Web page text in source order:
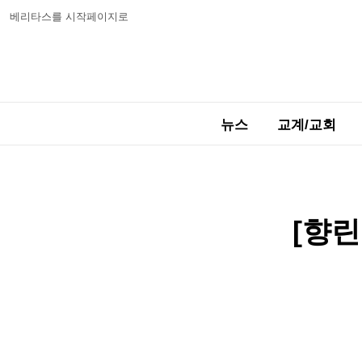
베리타스를 시작페이지로
뉴스 교계/교회
[향